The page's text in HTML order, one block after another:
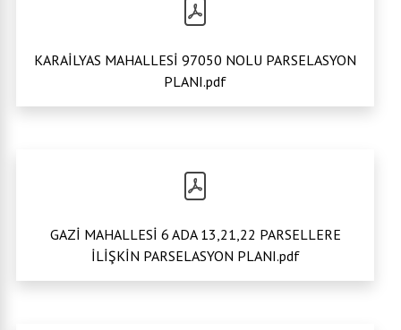
KARAİLYAS MAHALLESİ 97050 NOLU PARSELASYON
PLANI.pdf
GAZİ MAHALLESİ 6 ADA 13,21,22 PARSELLERE
İLİŞKİN PARSELASYON PLANI.pdf